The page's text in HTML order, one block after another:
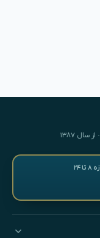
۱۳۸۷